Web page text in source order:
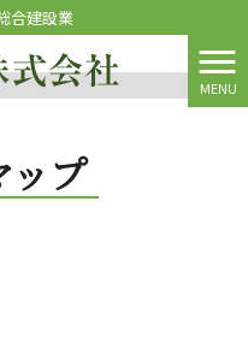
合建設業
MENU
ップ